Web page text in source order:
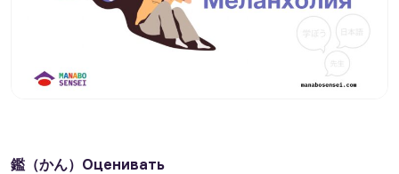
鑑（かん）Оценивать